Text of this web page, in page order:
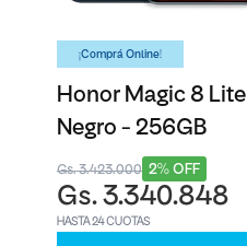
¡Comprá Online!
Honor Magic 8 Lite
Negro - 256GB
2% OFF
Gs. 3.423.000
Gs. 3.340.848
HASTA 24 CUOTAS